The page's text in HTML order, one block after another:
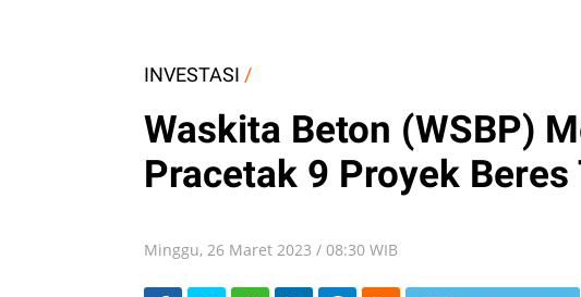
INVESTASI /
Waskita Beton (WSBP)
Pracetak 9 Proyek Beres
Minggu, 26 Maret 2023 / 08:30 WIB